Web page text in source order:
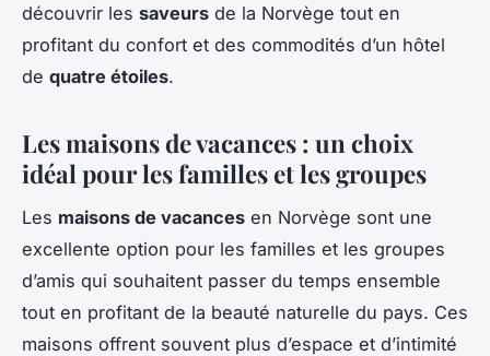
découvrir les saveurs de la Norvège tout en
profitant du confort et des commodités d’un hôtel
de quatre étoiles.
Les maisons de vacances : un choix
idéal pour les familles et les groupes
Les maisons de vacances en Norvège sont une
excellente option pour les familles et les groupes
d’amis qui souhaitent passer du temps ensemble
tout en profitant de la beauté naturelle du pays. Ces
maisons offrent souvent plus d’espace et d’intimité